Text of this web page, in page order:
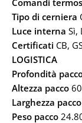
Tipo di cerniera
Luce interna Sì,
Certificati CB,
LOGISTICA
Profondità
Altezza pacco
Larghezza pacco
Peso pacco